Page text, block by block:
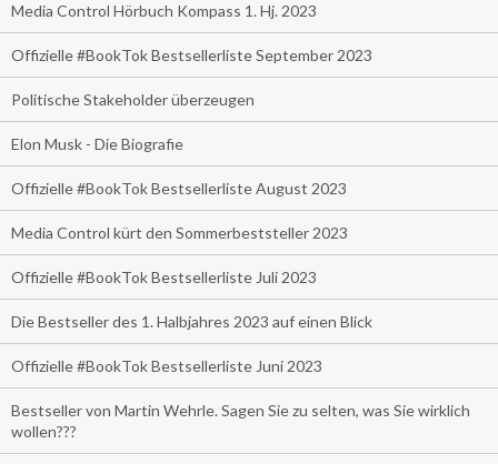
Media Control Hörbuch Kompass 1. Hj. 2023
Offizielle #BookTok Bestsellerliste September 2023
Politische Stakeholder überzeugen
Elon Musk - Die Biografie
Offizielle #BookTok Bestsellerliste August 2023
Media Control kürt den Sommerbeststeller 2023
Offizielle #BookTok Bestsellerliste Juli 2023
Die Bestseller des 1. Halbjahres 2023 auf einen Blick
Offizielle #BookTok Bestsellerliste Juni 2023
Bestseller von Martin Wehrle. Sagen Sie zu selten, was Sie wirklich
wollen???